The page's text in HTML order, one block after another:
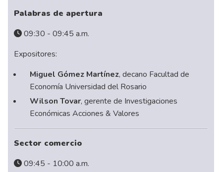
Palabras de apertura
09:30 - 09:45 a.m.
Expositores:
Miguel Gómez Martínez, decano Facultad de
Economía Universidad del Rosario
Wilson Tovar, gerente de Investigaciones
Económicas Acciones & Valores
Sector comercio
09:45 - 10:00 a.m.